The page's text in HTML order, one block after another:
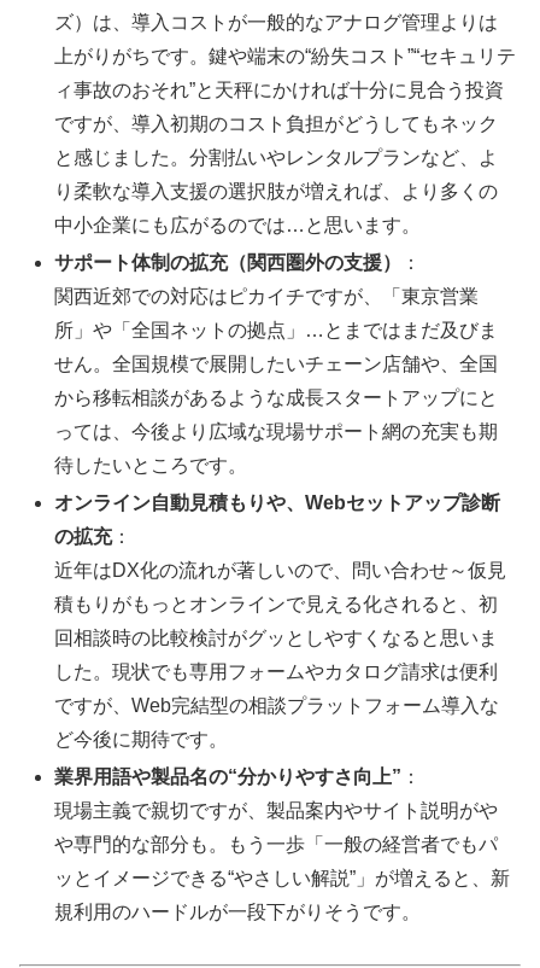
ズ）は、導入コストが一般的なアナログ管理よりは
上がりがちです。鍵や端末の“紛失コスト”“セキュリテ
ィ事故のおそれ”と天秤にかければ十分に見合う投資
ですが、導入初期のコスト負担がどうしてもネック
と感じました。分割払いやレンタルプランなど、よ
り柔軟な導入支援の選択肢が増えれば、より多くの
中小企業にも広がるのでは…と思います。
サポート体制の拡充（関西圏外の支援）
：
関西近郊での対応はピカイチですが、「東京営業
所」や「全国ネットの拠点」…とまではまだ及びま
せん。全国規模で展開したいチェーン店舗や、全国
から移転相談があるような成長スタートアップにと
っては、今後より広域な現場サポート網の充実も期
待したいところです。
オンライン自動見積もりや、Webセットアップ診断
の拡充：
近年はDX化の流れが著しいので、問い合わせ～仮見
積もりがもっとオンラインで見える化されると、初
回相談時の比較検討がグッとしやすくなると思いま
した。現状でも専用フォームやカタログ請求は便利
ですが、Web完結型の相談プラットフォーム導入な
ど今後に期待です。
業界用語や製品名の“分かりやすさ向上” ：
現場主義で親切ですが、製品案内やサイト説明がや
や専門的な部分も。もう一歩「一般の経営者でもパ
ッとイメージできる“やさしい解説”」が増えると、新
規利用のハードルが一段下がりそうです。